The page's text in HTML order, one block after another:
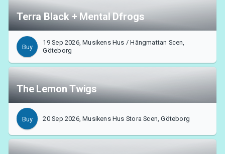
Terra Black + Mental Dfrogs
Buy
19 Sep 2026, Musikens Hus / Hängmattan Scen,
Göteborg
The Lemon Twigs
Buy 20 Sep 2026, Musikens Hus Stora Scen, Göteborg